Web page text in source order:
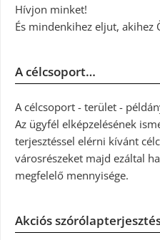
Hívjon minket!
És mindenkihez eljut, akihez
A célcsoport…
A célcsoport - terület -
Az ügyfél elképzelésének
terjesztéssel elérni kívánt
városrészeket majd ezáltal
megfelelő mennyisége.
Akciós